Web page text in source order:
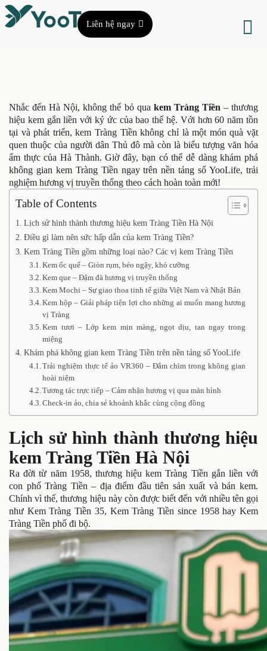
Liên hệ ngay
Nhắc đến Hà Nội, không thể bỏ qua kem Tràng Tiền – thương
hiệu kem gắn liền với ký ức của bao thế hệ. Với hơn 60 năm tồn
tại và phát triển, kem Tràng Tiền không chỉ là một món quà vặt
quen thuộc của người dân Thủ đô mà còn là biểu tượng văn hóa
ẩm thực của Hà Thành. Giờ đây, bạn có thể dễ dàng khám phá
không gian kem Tràng Tiền ngay trên nền tảng số YooLife, trải
nghiệm hương vị truyền thống theo cách hoàn toàn mới!
Table of Contents
Lịch sử hình thành thương hiệu kem Tràng Tiền Hà Nội
Điều gì làm nên sức hấp dẫn của kem Tràng Tiền?
Kem Tràng Tiền gồm những loại nào? Các vị kem Tràng Tiền
Kem ốc quế – Giòn rụm, béo ngậy, khó cưỡng
Kem que – Đậm đà hương vị truyền thống
Kem Mochi – Sự giao thoa tinh tế giữa Việt Nam và Nhật Bản
Kem hộp – Giải pháp tiện lợi cho những ai muốn mang hương
vị Tràng
Kem tươi – Lớp kem mịn màng, ngọt dịu, tan ngay trong
miệng
Khám phá không gian kem Tràng Tiền trên nền tảng số YooLife
Trải nghiệm thực tế ảo VR360 – Đắm chìm trong không gian
hoài niệm
Tương tác trực tiếp – Cảm nhận hương vị qua màn hình
Check-in ảo, chia sẻ khoảnh khắc cùng cộng đồng
Lịch sử hình thành thương hiệu
kem Tràng Tiền Hà Nội
Ra đời từ năm 1958, thương hiệu kem Tràng Tiền gắn liền với
con phố Tràng Tiền – địa điểm đầu tiên sản xuất và bán kem.
Chính vì thế, thương hiệu này còn được biết đến với nhiều tên gọi
như Kem Tràng Tiền 35, Kem Tràng Tiền since 1958 hay Kem
Tràng Tiền phố đi bộ.